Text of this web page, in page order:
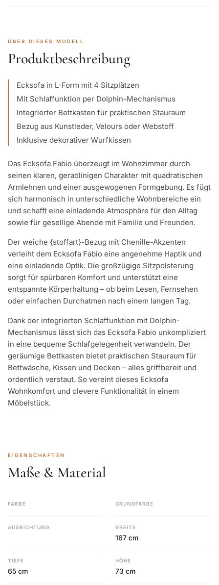
ÜBER DIESES MODELL
Produktbeschreibung
Ecksofa in L-Form mit 4 Sitzplätzen
Mit Schlaffunktion per Dolphin-Mechanismus
Integrierter Bettkasten für praktischen Stauraum
Bezug aus Kunstleder, Velours oder Webstoff
Inklusive dekorativer Wurfkissen
Das Ecksofa Fabio überzeugt im Wohnzimmer durch
seinen klaren, geradlinigen Charakter mit quadratischen
Armlehnen und einer ausgewogenen Formgebung. Es fügt
sich harmonisch in unterschiedliche Wohnbereiche ein
und schafft eine einladende Atmosphäre für den Alltag
sowie für gesellige Abende mit Familie und Freunden.
Der weiche {stoffart}-Bezug mit Chenille-Akzenten
verleiht dem Ecksofa Fabio eine angenehme Haptik und
eine einladende Optik. Die großzügige Sitzpolsterung
sorgt für spürbaren Komfort und unterstützt eine
entspannte Körperhaltung – ob beim Lesen, Fernsehen
oder einfachen Durchatmen nach einem langen Tag.
Dank der integrierten Schlaffunktion mit Dolphin-
Mechanismus lässt sich das Ecksofa Fabio unkompliziert
in eine bequeme Schlafgelegenheit verwandeln. Der
geräumige Bettkasten bietet praktischen Stauraum für
Bettwäsche, Kissen und Decken – alles griffbereit und
ordentlich verstaut. So vereint dieses Ecksofa
Wohnkomfort und clevere Funktionalität in einem
Möbelstück.
EIGENSCHAFTEN
Maße & Material
FARBE GRUNDFARBE
AUSRICHTUNG BREITE
167 cm
TIEFE
65 cm
HÖHE
73 cm